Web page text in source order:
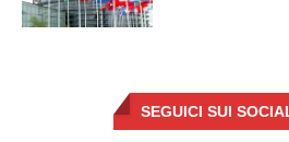
SEGUICI SUI